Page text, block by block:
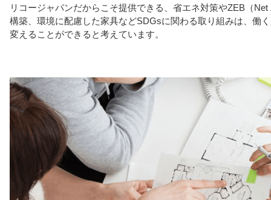
リコージャパンだからこそ提供できる、省エネ対策やZEB（
構築、環境に配慮した家具などSDGsに関わる取り組みは、働
変えることができると考えています。